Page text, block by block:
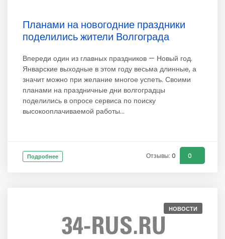
Планами на новогодние праздники
поделились жители Волгограда
Впереди один из главных праздников — Новый год.
Январские выходные в этом году весьма длинные, а
значит можно при желание многое успеть. Своими
планами на праздничные дни волгоградцы
поделились в опросе сервиса по поиску
высокооплачиваемой работы...
Подробнее Отзывы: 0 0
НОВОСТИ